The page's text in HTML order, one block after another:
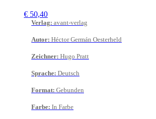
€ 50,40
Verlag: avant-verlag
Autor: Héctor Germán Oesterheld
Zeichner: Hugo Pratt
Sprache: Deutsch
Format: Gebunden
Farbe: In Farbe